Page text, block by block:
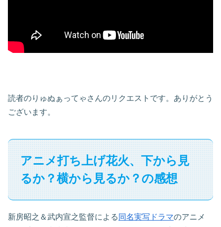
読者のりゅぬぁってゃさんのリクエストです。ありがとう
ございます。
アニメ打ち上げ花火、下から見
るか？横から見るか？の感想
新房昭之＆武内宣之監督による 同名実写ドラマのアニメ